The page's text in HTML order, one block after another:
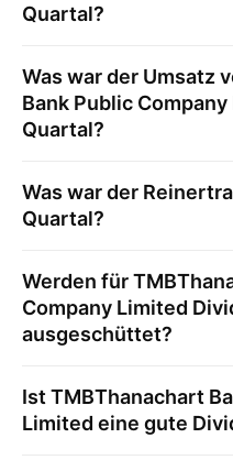
Quartal?
Was war der Umsatz
Bank Public
Quartal?
Was war der
Quartal?
Werden für
Company Limited
ausgeschüttet?
Ist TMBThanachart
Limited eine gute